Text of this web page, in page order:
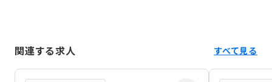
関連する求人 すべて見る